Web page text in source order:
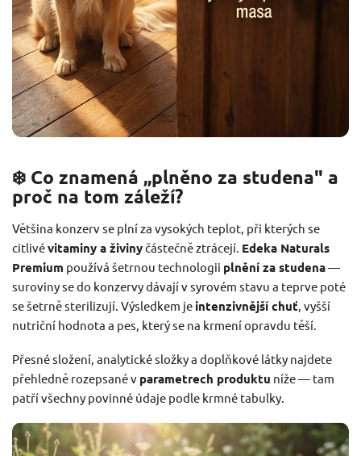
❄️ Co znamená „plněno za studena" a
proč na tom záleží?
Většina konzerv se plní za vysokých teplot, při kterých se
citlivévitaminy a živinyčástečně ztrácejí. Edeka Naturals
Premium používá šetrnou technologii plnění za studena—
suroviny se do konzervy dávají v syrovém stavu a teprve poté
se šetrně sterilizují. Výsledkem jeintenzivnější chuť, vyšší
nutriční hodnota a pes, který se na krmení opravdu těší.
Přesné složení, analytické složky a doplňkové látky najdete
přehledně rozepsané v parametrech produktu níže — tam
patří všechny povinné údaje podle krmné tabulky.